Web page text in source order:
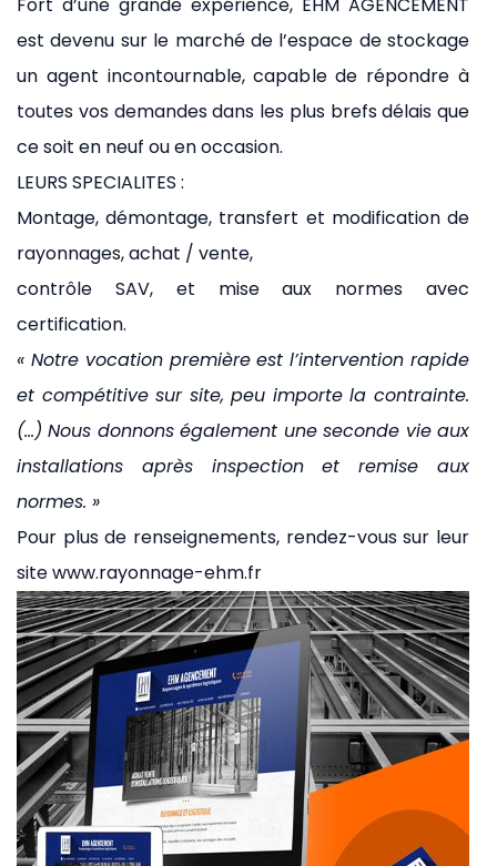
est devenu sur le marché de l’espace de stockage
un agent incontournable, capable de répondre à
toutes vos demandes dans les plus brefs délais que
ce soit en neuf ou en occasion.
LEURS SPECIALITES :
Montage, démontage, transfert et modification de
rayonnages, achat / vente,
contrôle SAV, et mise aux normes avec
certification.
« Notre vocation première est l’intervention rapide
et compétitive sur site, peu importe la contrainte.
(…) Nous donnons également une seconde vie aux
installations après inspection et remise aux
normes. »
Pour plus de renseignements, rendez-vous sur leur
site www.rayonnage-ehm.fr